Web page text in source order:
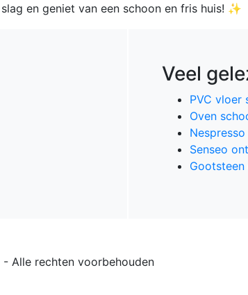
en geniet van een schoon en fris huis! ✨
Veel
PVC vloer
Oven
Senseo
Alle rechten voorbehouden